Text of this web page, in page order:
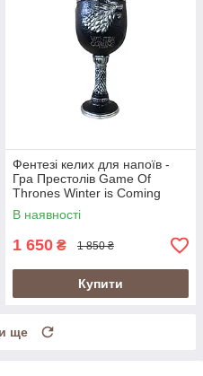
Фентезі келих для напоїв -
Гра Престолів Game Of
Thrones Winter is Coming
Stark Старк
В наявності
1 650 ₴ 1 850 ₴
Купити
ще